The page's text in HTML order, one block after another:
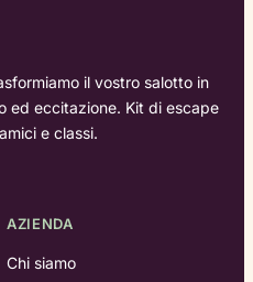
il vostro salotto in
ed eccitazione. Kit di escape
e classi.
AZIENDA
Chi siamo